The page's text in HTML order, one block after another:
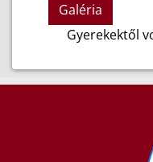
Galéria
Gyerekektől